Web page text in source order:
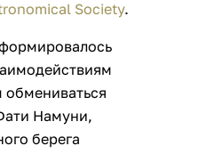
Society.
Намуни,
берега